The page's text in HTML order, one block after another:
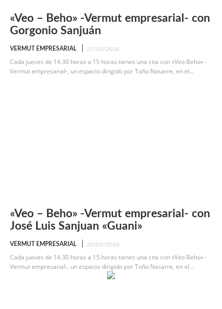
«Veo – Beho» -Vermut empresarial- con
Gorgonio Sanjuán
VERMUT EMPRESARIAL 27/03/2026
Cada jueves de 14.30 horas a 15 horas tienes una cita con «Veo Beho» -
Vermut empresarial-, un espacio dirigido por Toño Nasarre, en el...
«Veo – Beho» -Vermut empresarial- con
José Luis Sanjuan «Guani»
VERMUT EMPRESARIAL 20/03/2026
Cada jueves de 14.30 horas a 15 horas tienes una cita con «Veo Beho» -
Vermut empresarial-, un espacio dirigido por Toño Nasarre, en el...